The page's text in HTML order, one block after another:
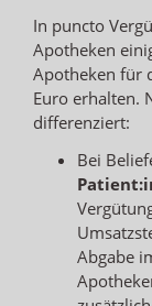
In puncto
Apotheken
Apotheken für
Euro erhalten.
differenziert:
Bei
Abgabe